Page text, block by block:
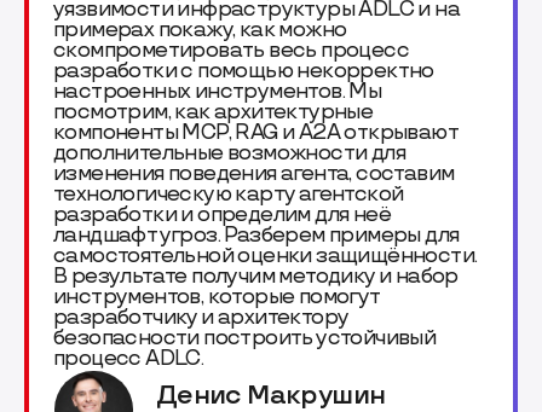
уязвимости инфраструктуры ADLC и на
примерах покажу, как можно
скомпрометировать весь процесс
разработки с помощью некорректно
настроенных инструментов. Мы
посмотрим, как архитектурные
компоненты MCP, RAG и A2A открывают
дополнительные возможности для
изменения поведения агента, составим
технологическую карту агентской
разработки и определим для неё
ландшафт угроз. Разберем примеры для
самостоятельной оценки защищённости.
В результате получим методику и набор
инструментов, которые помогут
разработчику и архитектору
безопасности построить устойчивый
процесс ADLC.
Денис Макрушин